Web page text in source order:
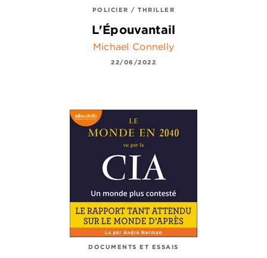
POLICIER / THRILLER
L'Épouvantail
Michael Connelly
22/06/2022
DOCUMENTS ET ESSAIS